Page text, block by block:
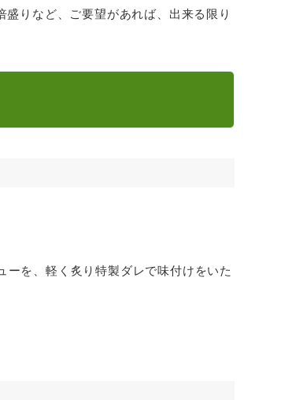
りなど、ご要望があれば、出来る限り
を、軽く炙り特製ダレで味付けをいた